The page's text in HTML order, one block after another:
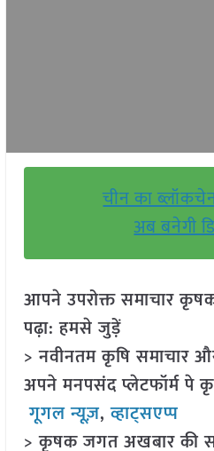
चीन का
अब बनेगी
आपने उपरोक्त समाचार
पढ़ा: हमसे जुड़ें
> नवीनतम कृषि समाचार
अपने मनपसंद प्लेटफॉर्म
गूगल न्यूज़,व्हाट्सएप्प
> कृषक जगत अखबार की